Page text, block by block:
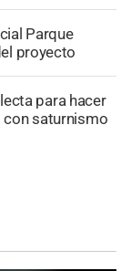
Parque
proyecto
para hacer
con saturnismo